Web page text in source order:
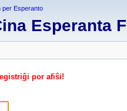
per Esperanto
Esperanta
por afiŝi!